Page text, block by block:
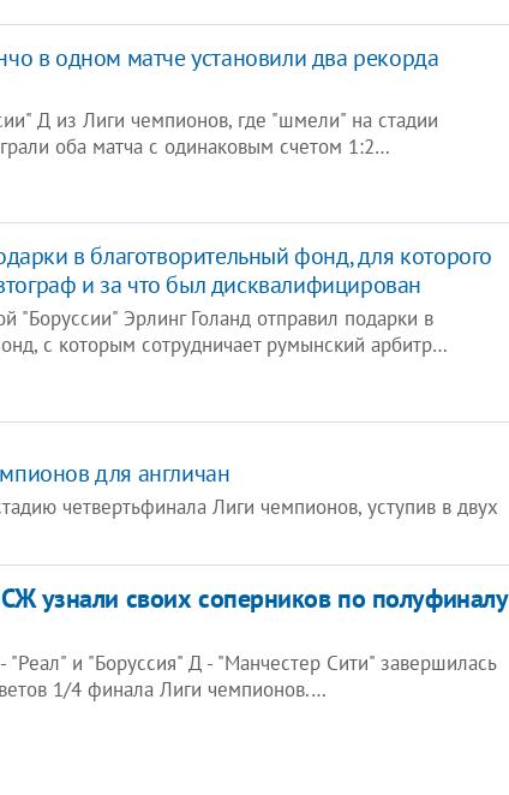
в одном матче установили два рекорда
Д из Лиги чемпионов, где "шмели" на стадии
оба матча с одинаковым счетом 1:2…
в благотворительный фонд, для которого
и за что был дисквалифицирован
"Боруссии" Эрлинг Голанд отправил подарки в
с которым сотрудничает румынский арбитр…
для англичан
четвертьфинала Лиги чемпионов, уступив в двух
узнали своих соперников по полуфиналу
"Реал" и "Боруссия" Д - "Манчестер Сити" завершилась
1/4 финала Лиги чемпионов.…